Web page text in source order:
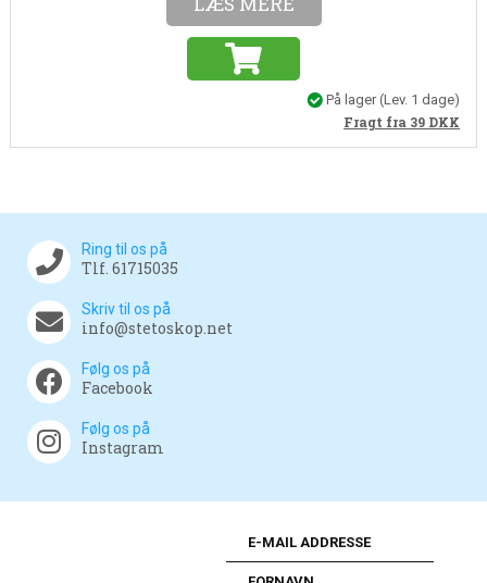
På lager(Lev. 1 dage)
Fragt fra 39 DKK
Ring til os på
Tlf. 61715035
Skriv til os på
info@stetoskop.net
Følg os på
Facebook
Følg os på
Instagram